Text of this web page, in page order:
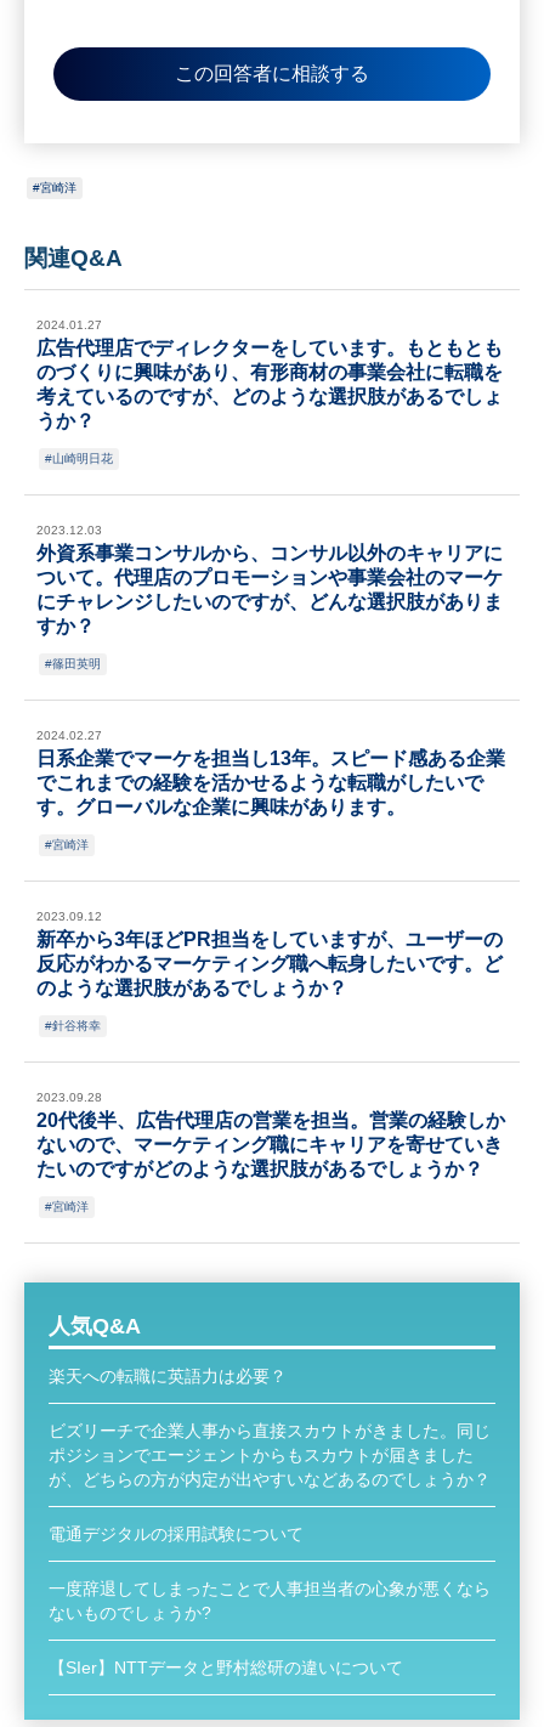
この回答者に相談する
宮崎洋
関連Q&A
2024.01.27
広告代理店でディレクターをしています。もともとも
のづくりに興味があり、有形商材の事業会社に転職を
考えているのですが、どのような選択肢があるでしょ
うか？
山崎明日花
2023.12.03
外資系事業コンサルから、コンサル以外のキャリアに
ついて。代理店のプロモーションや事業会社のマーケ
にチャレンジしたいのですが、どんな選択肢がありま
すか？
篠田英明
2024.02.27
日系企業でマーケを担当し13年。スピード感ある企業
でこれまでの経験を活かせるような転職がしたいで
す。グローバルな企業に興味があります。
宮崎洋
2023.09.12
新卒から3年ほどPR担当をしていますが、ユーザーの
反応がわかるマーケティング職へ転身したいです。ど
のような選択肢があるでしょうか？
針谷将幸
2023.09.28
20代後半、広告代理店の営業を担当。営業の経験しか
ないので、マーケティング職にキャリアを寄せていき
たいのですがどのような選択肢があるでしょうか？
宮崎洋
人気Q&A
楽天への転職に英語力は必要？
ビズリーチで企業人事から直接スカウトがきました。同じ
ポジションでエージェントからもスカウトが届きました
が、どちらの方が内定が出やすいなどあるのでしょうか？
電通デジタルの採用試験について
一度辞退してしまったことで人事担当者の心象が悪くなら
ないものでしょうか?
【SIer】NTTデータと野村総研の違いについて